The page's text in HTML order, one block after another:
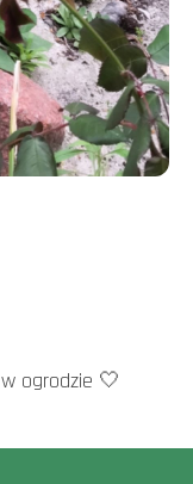
ogrodzie 🤍